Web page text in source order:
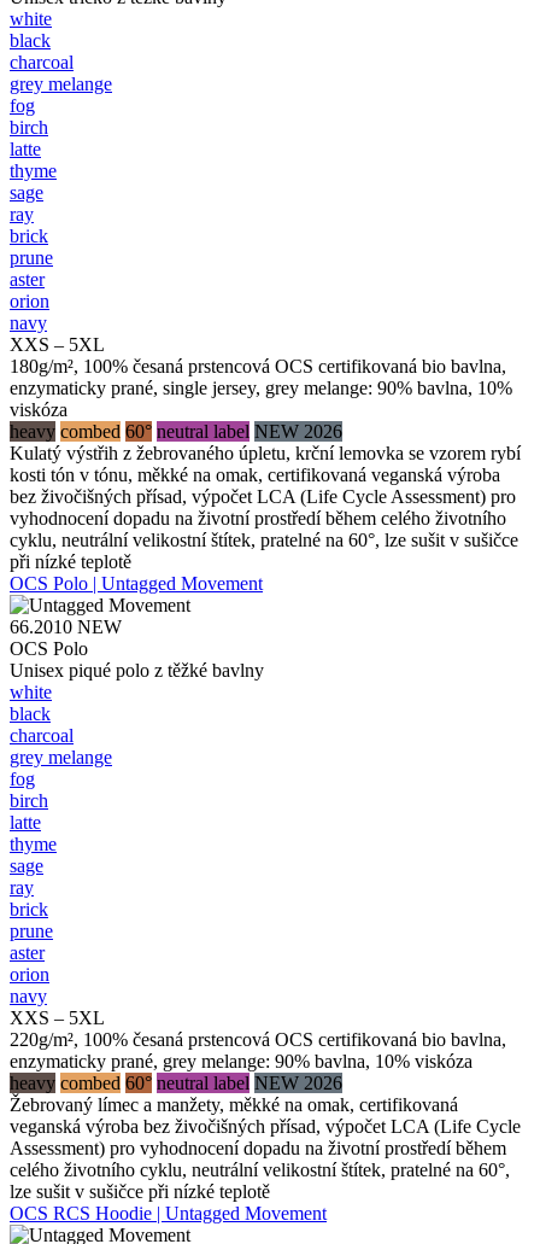
white
black
charcoal
grey melange
fog
birch
latte
thyme
sage
ray
brick
prune
aster
orion
navy
XXS – 5XL
180g/m², 100% česaná prstencová OCS certifikovaná bio bavlna,
enzymaticky prané, single jersey, grey melange: 90% bavlna, 10%
viskóza
heavy combed 60° neutral label NEW 2026
Kulatý výstřih z žebrovaného úpletu, krční lemovka se vzorem rybí
kosti tón v tónu, měkké na omak, certifikovaná veganská výroba
bez živočišných přísad, výpočet LCA (Life Cycle Assessment) pro
vyhodnocení dopadu na životní prostředí během celého životního
cyklu, neutrální velikostní štítek, pratelné na 60°, lze sušit v sušičce
při nízké teplotě
OCS Polo | Untagged Movement
66.2010 NEW
OCS Polo
Unisex piqué polo z těžké bavlny
white
black
charcoal
grey melange
fog
birch
latte
thyme
sage
ray
brick
prune
aster
orion
navy
XXS – 5XL
220g/m², 100% česaná prstencová OCS certifikovaná bio bavlna,
enzymaticky prané, grey melange: 90% bavlna, 10% viskóza
heavy combed 60° neutral label NEW 2026
Žebrovaný límec a manžety, měkké na omak, certifikovaná
veganská výroba bez živočišných přísad, výpočet LCA (Life Cycle
Assessment) pro vyhodnocení dopadu na životní prostředí během
celého životního cyklu, neutrální velikostní štítek, pratelné na 60°,
lze sušit v sušičce při nízké teplotě
OCS RCS Hoodie | Untagged Movement